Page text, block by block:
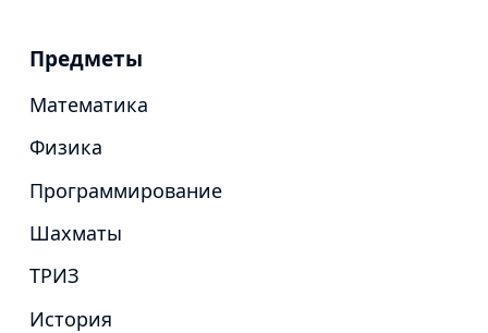
Предметы
Математика
Физика
Программирование
Шахматы
ТРИЗ
История